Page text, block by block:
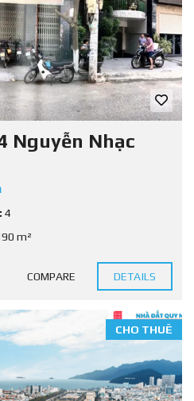
Nguyễn Nhạc
4
m²
COMPARE DETAILS
CHO THUÊ